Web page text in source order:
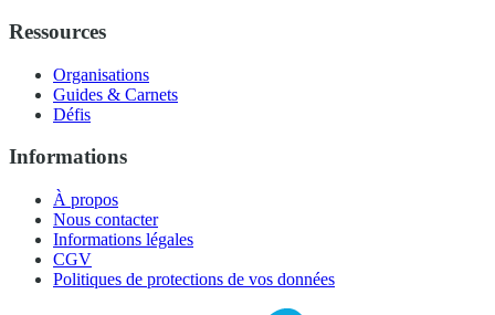
Ressources
Organisations
Guides & Carnets
Défis
Informations
À propos
Nous contacter
Informations légales
CGV
Politiques de protections de vos données